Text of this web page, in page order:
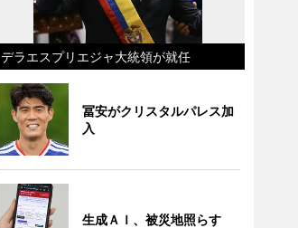
デラエスプリエジャ大統領が就任
冨安がクリスタルパレス加
入
生成ＡＩ、被災地照らす